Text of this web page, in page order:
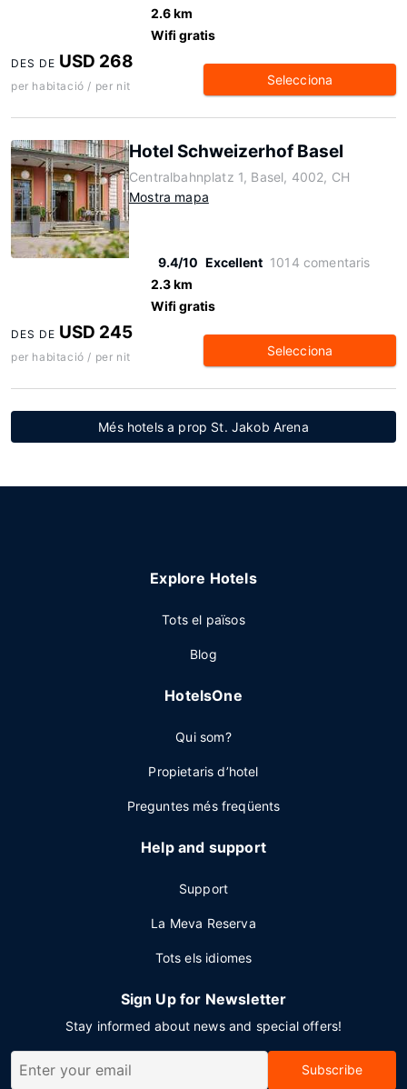
2.6 km
Wifi gratis
DES DE USD 268
per habitació / per nit Selecciona
Hotel Schweizerhof Basel
Centralbahnplatz 1, Basel, 4002, CH
Mostra mapa
9.4/10 Excellent 1014 comentaris
2.3 km
Wifi gratis
DES DE USD 245
per habitació / per nit Selecciona
Més hotels a prop St. Jakob Arena
Explore Hotels
Tots el països
Blog
HotelsOne
Qui som?
Propietaris d’hotel
Preguntes més freqüents
Help and support
Support
La Meva Reserva
Tots els idiomes
Sign Up for Newsletter
Stay informed about news and special offers!
Subscribe